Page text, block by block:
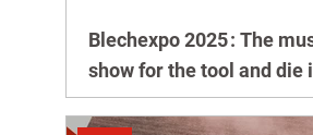
Blechexpo 2025 : The
show for the tool and die
Visit us!